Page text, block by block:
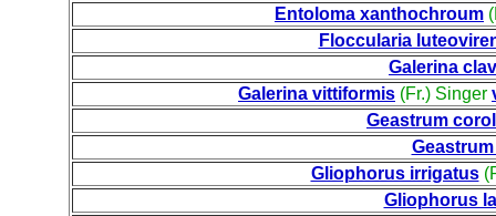
Entoloma xanthochroum
Floccularia
Galerina
Galerina vittiformis (Fr.) Singer
Geastrum
Gliophorus irrigatus
Gliophorus